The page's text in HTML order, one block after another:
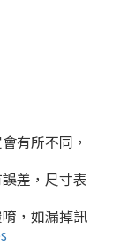
有所不同，
差，尺寸表
，如漏掉訊